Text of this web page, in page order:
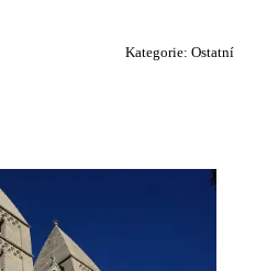
Kategorie: Ostatní